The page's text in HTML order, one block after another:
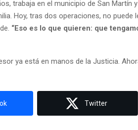
trabaja en el municipio de San Martín
Hoy, tras dos operaciones, no puede
“Eso es lo que quieren: que
ya está en manos de la Justicia.
Twitter